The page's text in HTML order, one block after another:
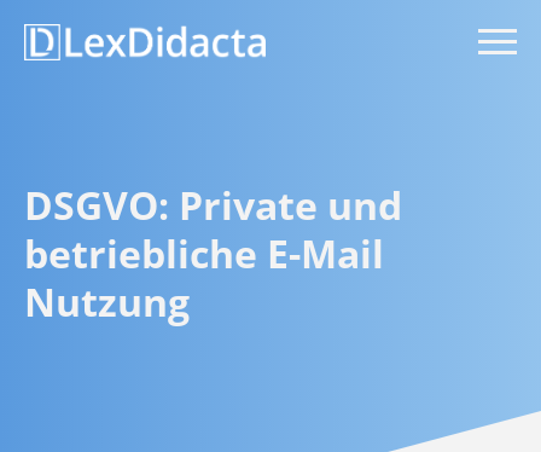
DSGVO: Private und
betriebliche E-Mail
Nutzung